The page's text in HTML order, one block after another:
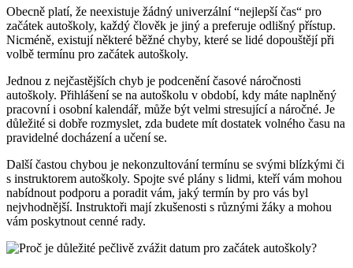
Obecně platí, že neexistuje žádný‍ univerzální ⁣“nejlepší čas“ pro
začátek autoškoly, každý ‍člověk je jiný a preferuje​ odlišný přístup.
Nicméně, existují některé běžné chyby, které ​se lidé⁤ dopouštějí při
volbě termínu ⁢pro začátek autoškoly.
Jednou z ⁣nejčastějších chyb je ⁢podcenění časové⁤ náročnosti⁤
autoškoly. ⁢Přihlášení se ⁤na autoškolu v období,‍ kdy máte naplněný
pracovní i osobní kalendář, může ⁢být velmi stresující a náročné. Je
důležité si dobře rozmyslet,⁢ zda budete mít dostatek volného času na
pravidelné docházení⁤ a učení‍ se.
Další častou⁣ chybou je​ nekonzultování termínu se svými blízkými či
s instruktorem autoškoly. Spojte své ‌plány s lidmi, kteří vám mohou
nabídnout podporu a poradit vám, jaký termín by pro ‌vás⁣ byl
nejvhodnější. Instruktoři mají zkušenosti s různými žáky a mohou
⁤vám poskytnout cenné rady.